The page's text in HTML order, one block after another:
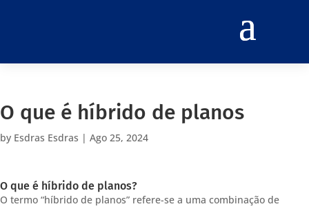
O que é híbrido de planos
by Esdras Esdras | Ago 25, 2024
O que é híbrido de planos?
O termo “híbrido de planos” refere-se a uma combinação de